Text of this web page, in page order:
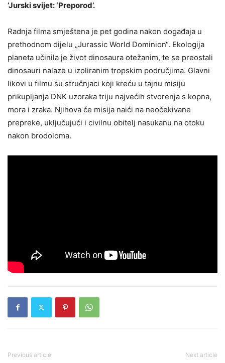
‘Jurski svijet: ‘Preporod’.
Radnja filma smještena je pet godina nakon događaja u
prethodnom dijelu „Jurassic World Dominion“. Ekologija
planeta učinila je život dinosaura otežanim, te se preostali
dinosauri nalaze u izoliranim tropskim područjima. Glavni
likovi u filmu su stručnjaci koji kreću u tajnu misiju
prikupljanja DNK uzoraka triju najvećih stvorenja s kopna,
mora i zraka. Njihova će misija naići na neočekivane
prepreke, uključujući i civilnu obitelj nasukanu na otoku
nakon brodoloma.
Previous article Next article